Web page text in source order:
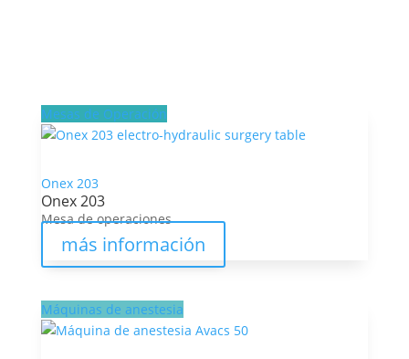
Mesas de Operación
Onex 203
Onex 203
Mesa de operaciones
más información
Máquinas de anestesia